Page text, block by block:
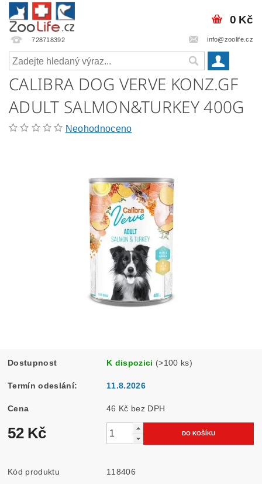
728718392 info@zoolife.cz
0 Kč
CALIBRA DOG VERVE KONZ.GF
ADULT SALMON&TURKEY 400G
Neohodnoceno
Dostupnost K dispozici (>100 ks)
Termín odeslání: 11.8.2026
Cena 46 Kč bez DPH
52 Kč
Kód produktu 118406